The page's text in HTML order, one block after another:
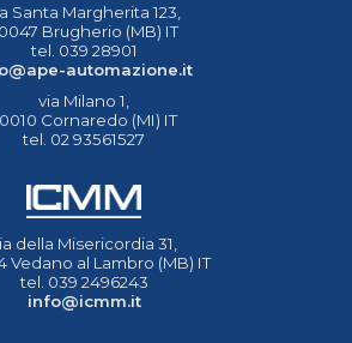
Santa Margherita 123,
Brugherio (MB) IT
tel. 039 28901
automazione.it
via Milano 1,
Cornaredo (MI) IT
tel. 02 93561527
della Misericordia 31,
Vedano al Lambro (MB) IT
tel. 039 2496243
info@icmm.it